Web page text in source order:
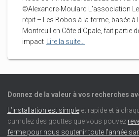
©Alexandre-Moulard L’association
répit – Les Bobos à la ferme, basée à
Montreuil en Côte d’Opale, fait partie
impact Lire la suite…
Donnez de la valeur à vos recherches
L’installation est simple et rapide et à
cumulez des gouttes que vous pouvez
ferme pour nous soutenir toute l’année